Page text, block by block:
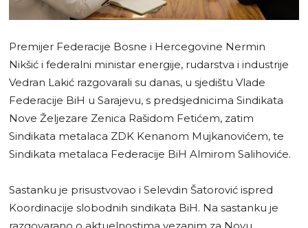
Premijer Federacije Bosne i Hercegovine Nermin
Nikšić i federalni ministar energije, rudarstva i industrije
Vedran Lakić razgovarali su danas, u sjedištu Vlade
Federacije BiH u Sarajevu, s predsjednicima Sindikata
Nove Željezare Zenica Rašidom Fetićem, zatim
Sindikata metalaca ZDK Kenanom Mujkanovićem, te
Sindikata metalaca Federacije BiH Almirom Salihoviće.
Sastanku je prisustvovao i Selevdin Šatorović ispred
Koordinacije slobodnih sindikata BiH. Na sastanku je